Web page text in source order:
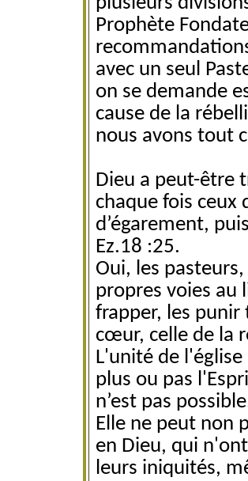
Prophète
avec un seul
on se demande
cause de la
nous avons tout
Dieu a peut-être
chaque fois ceux
d’égarement,
Ez.18 :25.
Oui, les
propres voies au
frapper, les punir
cœur, celle de la
L'unité de
plus ou pas
n’est pas
Elle ne peut non
en Dieu, qui
leurs iniquités,